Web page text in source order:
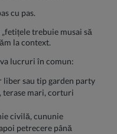
cu pas.
trebuie musai să
la context.
lucruri în comun:
liber sau tip garden party
terase mari, corturi
civilă, cununie
petrecere până